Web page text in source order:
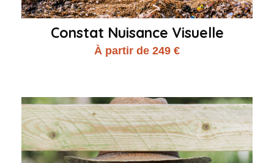
Constat Nuisance Visuelle
À partir de 249 €